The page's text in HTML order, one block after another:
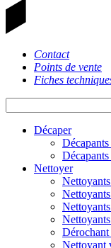
Contact
Points de vente
Fiches
Décaper
Nettoyer
Nettoyant